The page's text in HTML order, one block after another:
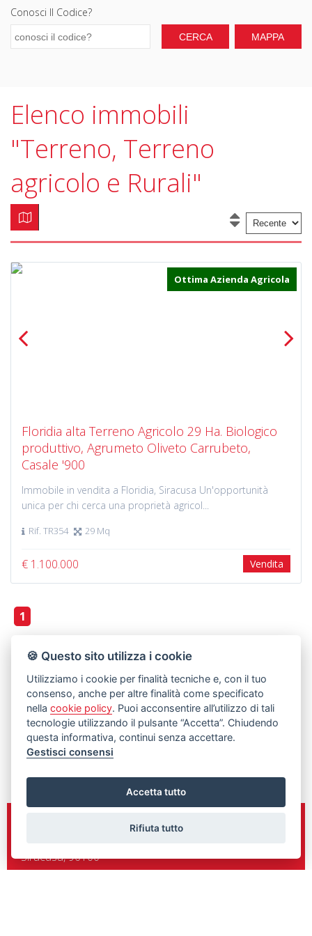
Conosci Il Codice?
Elenco immobili
"Terreno, Terreno
agricolo e Rurali"
Ottima Azienda Agricola
Floridia alta Terreno Agricolo 29 Ha. Biologico
produttivo, Agrumeto Oliveto Carrubeto,
Casale '900
Immobile in vendita a Floridia, Siracusa Un'opportunità
unica per chi cerca una proprietà agricol...
Rif. TR354 29 Mq
€ 1.100.000 Vendita
1
Siracusa, 96100
🍪 Questo sito utilizza i cookie
Utilizziamo i cookie per finalità tecniche e, con il tuo
consenso, anche per altre finalità come specificato
nellacookie policy. Puoi acconsentire all’utilizzo di tali
tecnologie utilizzando il pulsante “Accetta”. Chiudendo
questa informativa, continui senza accettare.
Gestisci consensi
Accetta tutto
Rifiuta tutto